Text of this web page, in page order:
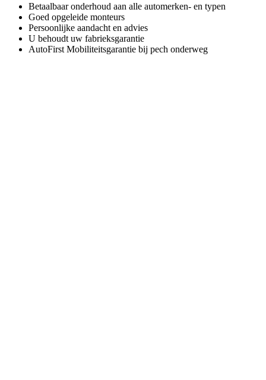
Betaalbaar onderhoud aan alle automerken- en typen
Goed opgeleide monteurs
Persoonlijke aandacht en advies
U behoudt uw fabrieksgarantie
AutoFirst Mobiliteitsgarantie bij pech onderweg